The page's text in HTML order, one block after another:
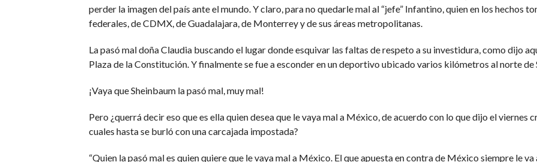
perder la imagen del país ante el mundo. Y claro, para no quedarle mal al “jefe” Infantino, quien en los hechos
federales, de CDMX, de Guadalajara, de Monterrey y de sus áreas metropolitanas.
La pasó mal doña Claudia buscando el lugar donde esquivar las faltas de respeto a su investidura, como dijo
Plaza de la Constitución. Y finalmente se fue a esconder en un deportivo ubicado varios kilómetros al norte de
¡Vaya que Sheinbaum la pasó mal, muy mal!
Pero ¿querrá decir eso que es ella quien desea que le vaya mal a México, de acuerdo con lo que dijo el viernes
cuales hasta se burló con una carcajada impostada?
“Quien la pasó mal es quien quiere que le vaya mal a México. El que apuesta en contra de México siempre le va